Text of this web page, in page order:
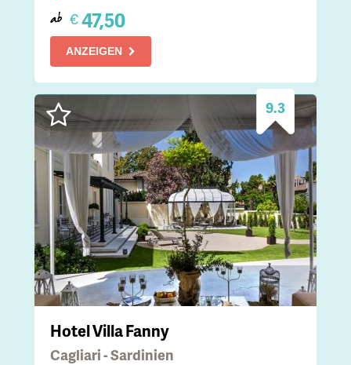
ab €47,50
ANZEIGEN
9.3
Hotel Villa Fanny
Cagliari - Sardinien